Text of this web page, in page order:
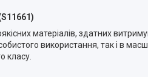
матеріалів, здатних
використання, так і в
класу.